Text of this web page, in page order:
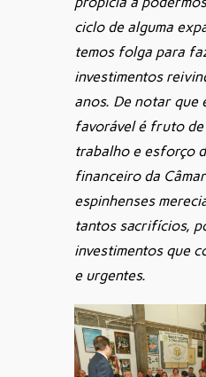
ciclo de alguma
temos folga para
investimentos
anos. De notar que
favorável é fruto de
trabalho e esforço
financeiro da
espinhenses
tantos sacrifícios,
investimentos que
e urgentes.